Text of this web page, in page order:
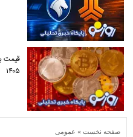
۱۴۰۵
صفحه نخست » عمومی